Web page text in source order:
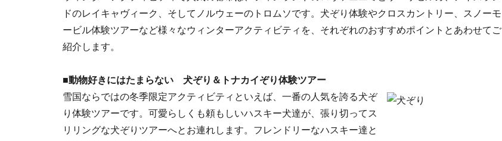
ドのレイキャヴィーク、そしてノルウェーのトロムソです。犬ぞり体験やクロスカントリー、スノーモ
ービル体験ツアーなど様々なウィンターアクティビティを、それぞれのおすすめポイントとあわせてご
紹介します。
■動物好きにはたまらない 犬ぞり＆トナカイぞり体験ツアー
雪国ならではの冬季限定アクティビティといえば、一番の人気を誇る犬ぞ
り体験ツアーです。可愛らしくも頼もしいハスキー犬達が、張り切ってス
リリングな犬ぞりツアーへとお連れします。フレンドリーなハスキー達と